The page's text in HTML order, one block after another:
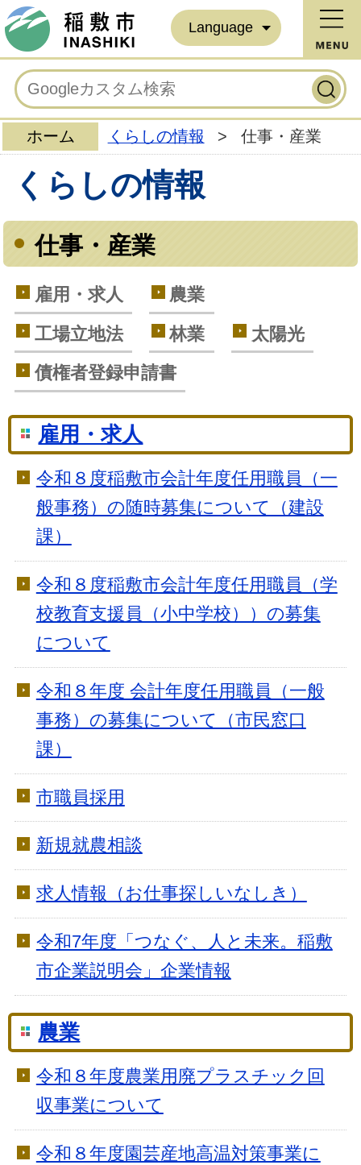
Language
ホーム くらしの情報 > 仕事・産業
くらしの情報
仕事・産業
雇用・求人
農業
工場立地法
林業
太陽光
債権者登録申請書
雇用・求人
令和８度稲敷市会計年度任用職員（一
般事務）の随時募集について（建設
課）
令和８度稲敷市会計年度任用職員（学
校教育支援員（小中学校））の募集
について
令和８年度 会計年度任用職員（一般
事務）の募集について（市民窓口
課）
市職員採用
新規就農相談
求人情報（お仕事探しいなしき）
令和7年度「つなぐ、人と未来。稲敷
市企業説明会」企業情報
農業
令和８年度農業用廃プラスチック回
収事業について
令和８年度園芸産地高温対策事業に